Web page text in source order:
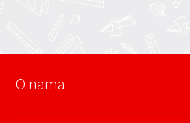
O nama